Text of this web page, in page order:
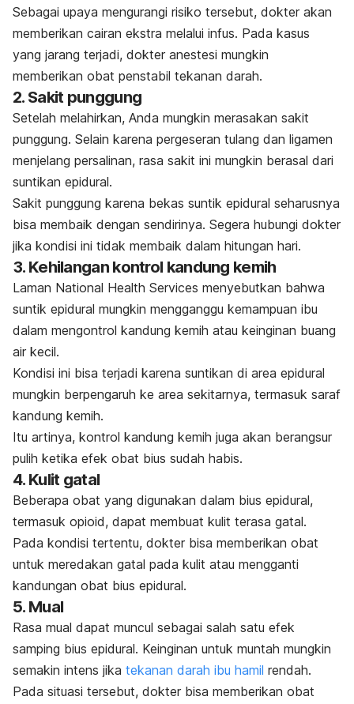
Sebagai upaya mengurangi risiko tersebut, dokter akan
memberikan cairan ekstra melalui infus. Pada kasus
yang jarang terjadi, dokter anestesi mungkin
memberikan obat penstabil tekanan darah.
2. Sakit punggung
Setelah melahirkan, Anda mungkin merasakan sakit
punggung. Selain karena pergeseran tulang dan ligamen
menjelang persalinan, rasa sakit ini mungkin berasal dari
suntikan epidural.
Sakit punggung karena bekas suntik epidural seharusnya
bisa membaik dengan sendirinya. Segera hubungi dokter
jika kondisi ini tidak membaik dalam hitungan hari.
3. Kehilangan kontrol kandung kemih
Laman National Health Services menyebutkan bahwa
suntik epidural mungkin mengganggu kemampuan ibu
dalam mengontrol kandung kemih atau keinginan buang
air kecil.
Kondisi ini bisa terjadi karena suntikan di area epidural
mungkin berpengaruh ke area sekitarnya, termasuk saraf
kandung kemih.
Itu artinya, kontrol kandung kemih juga akan berangsur
pulih ketika efek obat bius sudah habis.
4. Kulit gatal
Beberapa obat yang digunakan dalam bius epidural,
termasuk opioid, dapat membuat kulit terasa gatal.
Pada kondisi tertentu, dokter bisa memberikan obat
untuk meredakan gatal pada kulit atau mengganti
kandungan obat bius epidural.
5. Mual
Rasa mual dapat muncul sebagai salah satu efek
samping bius epidural. Keinginan untuk muntah mungkin
semakin intens jika tekanan darah ibu hamil rendah.
Pada situasi tersebut, dokter bisa memberikan obat